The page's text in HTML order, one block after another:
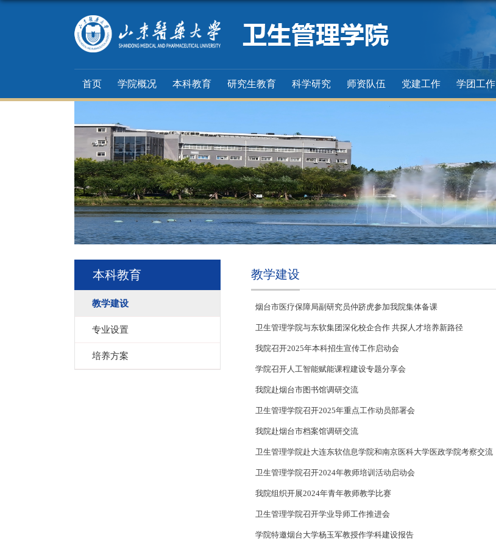
首页 学院概况 本科教育 研究生教育 科学研究 师资队伍 党建工作 学团工作
本科教育
教学建设
专业设置
培养方案
教学建设
烟台市医疗保障局副研究员仲跻虎参加我院集体备课
卫生管理学院与东软集团深化校企合作 共探人才培养新路径
我院召开2025年本科招生宣传工作启动会
学院召开人工智能赋能课程建设专题分享会
我院赴烟台市图书馆调研交流
卫生管理学院召开2025年重点工作动员部署会
我院赴烟台市档案馆调研交流
卫生管理学院赴大连东软信息学院和南京医科大学医政学院考察交流
卫生管理学院召开2024年教师培训活动启动会
我院组织开展2024年青年教师教学比赛
卫生管理学院召开学业导师工作推进会
学院特邀烟台大学杨玉军教授作学科建设报告